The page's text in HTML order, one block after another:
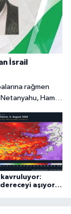
İsrail
rağmen
Hamas
dereceyi aşıyor,